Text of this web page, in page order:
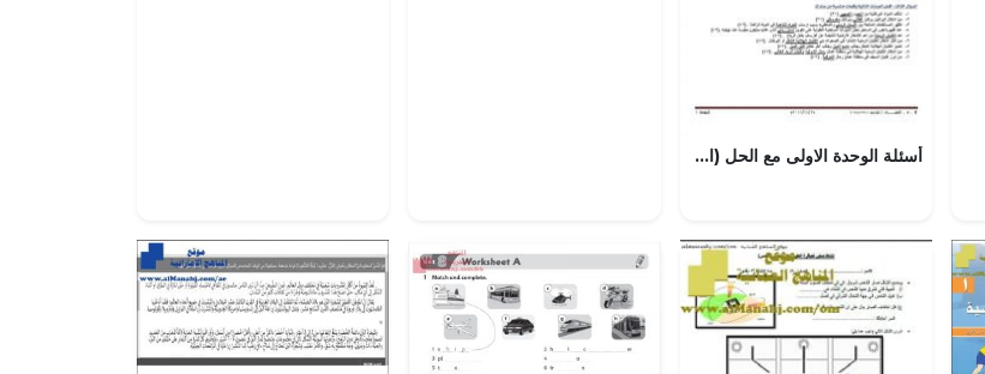
أسئلة الوحدة الاولى مع الحل (اجتماعيات) السادس